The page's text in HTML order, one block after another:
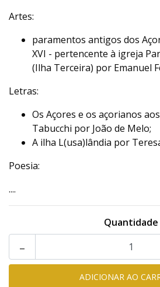
Artes:
paramentos antigos dos
XVI - pertencente à igreja
(Ilha Terceira) por Emanuel
Letras:
Os Açores e os açorianos
Tabucchi por João de Melo;
A ilha L(usa)lândia por
Poesia:
....
Quantidade
-